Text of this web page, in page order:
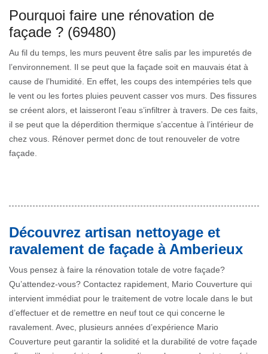
Pourquoi faire une rénovation de
façade ? (69480)
Au fil du temps, les murs peuvent être salis par les impuretés de
l’environnement. Il se peut que la façade soit en mauvais état à
cause de l’humidité. En effet, les coups des intempéries tels que
le vent ou les fortes pluies peuvent casser vos murs. Des fissures
se créent alors, et laisseront l’eau s’infiltrer à travers. De ces faits,
il se peut que la déperdition thermique s’accentue à l’intérieur de
chez vous. Rénover permet donc de tout renouveler de votre
façade.
Découvrez artisan nettoyage et
ravalement de façade à Amberieux
Vous pensez à faire la rénovation totale de votre façade?
Qu’attendez-vous? Contactez rapidement, Mario Couverture qui
intervient immédiat pour le traitement de votre locale dans le but
d’effectuer et de remettre en neuf tout ce qui concerne le
ravalement. Avec, plusieurs années d’expérience Mario
Couverture peut garantir la solidité et la durabilité de votre façade